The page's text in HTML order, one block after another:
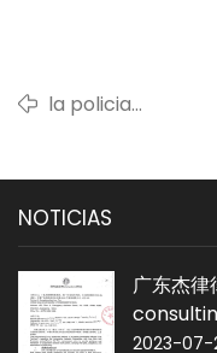
la policia
los que venimos
actuando
NOTICIAS
广东杰
2023-07-